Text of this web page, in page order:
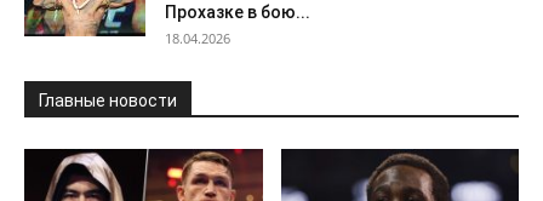
Прохазке в бою...
18.04.2026
Главные новости